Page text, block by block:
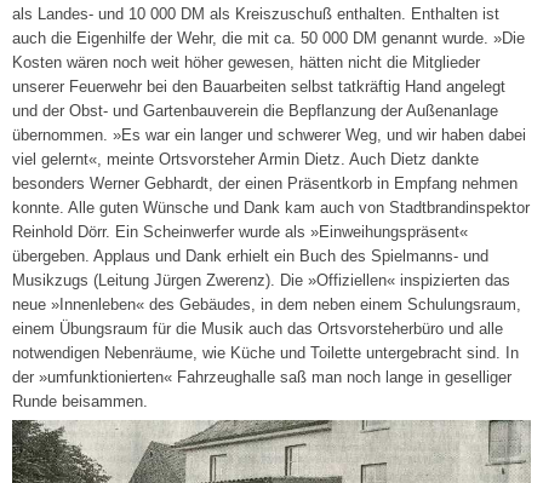
als Landes- und 10 000 DM als Kreiszuschuß enthalten. Enthalten ist
auch die Eigenhilfe der Wehr, die mit ca. 50 000 DM genannt wurde. »Die
Kosten wären noch weit höher gewesen, hätten nicht die Mitglieder
unserer Feuerwehr bei den Bauarbeiten selbst tatkräftig Hand angelegt
und der Obst- und Gartenbauverein die Bepflanzung der Außenanlage
übernommen. »Es war ein langer und schwerer Weg, und wir haben dabei
viel gelernt«, meinte Ortsvorsteher Armin Dietz. Auch Dietz dankte
besonders Werner Gebhardt, der einen Präsentkorb in Empfang nehmen
konnte. Alle guten Wünsche und Dank kam auch von Stadtbrandinspektor
Reinhold Dörr. Ein Scheinwerfer wurde als »Einweihungspräsent«
übergeben. Applaus und Dank erhielt ein Buch des Spielmanns- und
Musikzugs (Leitung Jürgen Zwerenz). Die »Offiziellen« inspizierten das
neue »Innenleben« des Gebäudes, in dem neben einem Schulungsraum,
einem Übungsraum für die Musik auch das Ortsvorsteherbüro und alle
notwendigen Nebenräume, wie Küche und Toilette untergebracht sind. In
der »umfunktionierten« Fahrzeughalle saß man noch lange in geselliger
Runde beisammen.